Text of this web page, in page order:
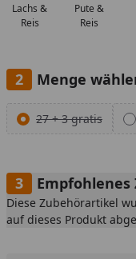
Lachs &
Reis
Pute &
Reis
Menge
Alle anzeigen (2)
27 + 3 gratis
Diese Zubehörartikel
auf dieses Produkt